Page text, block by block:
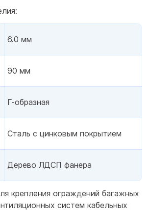
6.0 мм
90 мм
Г-образная
Сталь с цинковым покрытием
Дерево ЛДСП фанера
крепления ограждений багажных
систем кабельных